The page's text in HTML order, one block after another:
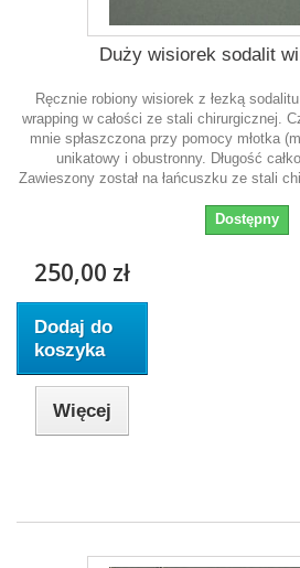
Duży wisiorek sodalit
Ręcznie robiony wisiorek z łezką
wrapping w całości ze stali chirurgicznej.
mnie spłaszczona przy pomocy młotka
unikatowy i obustronny. Długość
Zawieszony został na łańcuszku ze stali
Dostępny
250,00 zł
Dodaj do
koszyka
Więcej